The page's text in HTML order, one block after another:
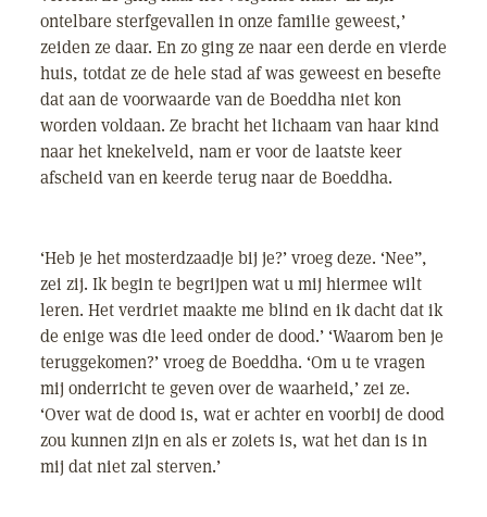
ontelbare sterfgevallen in onze familie geweest,’
zeiden ze daar. En zo ging ze naar een derde en vierde
huis, totdat ze de hele stad af was geweest en besefte
dat aan de voorwaarde van de Boeddha niet kon
worden voldaan. Ze bracht het lichaam van haar kind
naar het knekelveld, nam er voor de laatste keer
afscheid van en keerde terug naar de Boeddha.
‘Heb je het mosterdzaadje bij je?’ vroeg deze. ‘Nee”,
zei zij. Ik begin te begrijpen wat u mij hiermee wilt
leren. Het verdriet maakte me blind en ik dacht dat ik
de enige was die leed onder de dood.’ ‘Waarom ben je
teruggekomen?’ vroeg de Boeddha. ‘Om u te vragen
mij onderricht te geven over de waarheid,’ zei ze.
‘Over wat de dood is, wat er achter en voorbij de dood
zou kunnen zijn en als er zoiets is, wat het dan is in
mij dat niet zal sterven.’